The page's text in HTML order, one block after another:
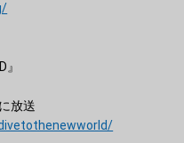
放送